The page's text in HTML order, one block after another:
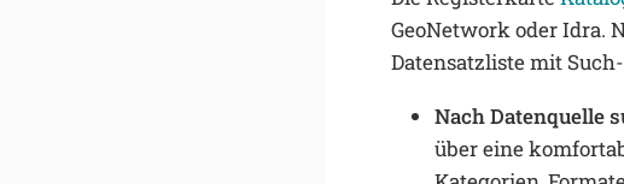
GeoNetwork oder Idra.
Datensatzliste mit
Nach Datenquelle
über eine